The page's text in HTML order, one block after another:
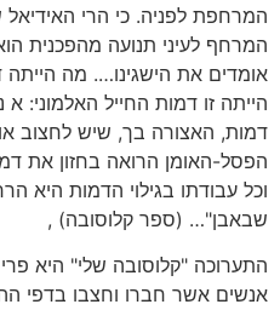
המרחפת לפניה. כי הרי
המרחף לעיני תנועה מהפכנית
אומדים את הישגינו…. מה
הייתה זו דמות החייל האלמוני:
דמות, האצורה בך, שיש לחצוב
הפסל-האומן הרואה בחזון את
וכל עבודתו בגילוי הדמות היא
שבאבן"… (ספר קלוסובה) ,
התערוכה "קלוסובה שלי" היא
אנשים אשר חברו וחצבו בדפי